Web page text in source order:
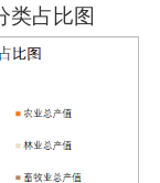
类占比图